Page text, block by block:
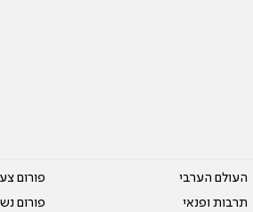
העולם הערבי
תרבות ופנאי
פורום
פורום